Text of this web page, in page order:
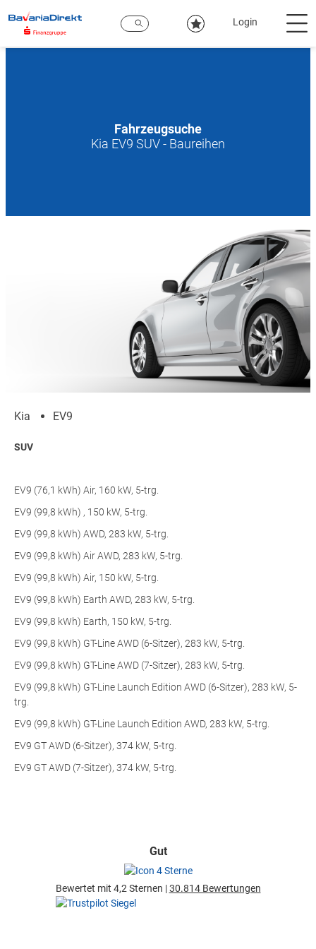
Hauptinhalt
Login
Fahrzeugsuche
Kia EV9 SUV - Baureihen
Kia EV9
SUV
EV9 (76,1 kWh) Air, 160 kW, 5-trg.
EV9 (99,8 kWh) , 150 kW, 5-trg.
EV9 (99,8 kWh) AWD, 283 kW, 5-trg.
EV9 (99,8 kWh) Air AWD, 283 kW, 5-trg.
EV9 (99,8 kWh) Air, 150 kW, 5-trg.
EV9 (99,8 kWh) Earth AWD, 283 kW, 5-trg.
EV9 (99,8 kWh) Earth, 150 kW, 5-trg.
EV9 (99,8 kWh) GT-Line AWD (6-Sitzer), 283 kW, 5-trg.
EV9 (99,8 kWh) GT-Line AWD (7-Sitzer), 283 kW, 5-trg.
EV9 (99,8 kWh) GT-Line Launch Edition AWD (6-Sitzer), 283 kW, 5-
trg.
EV9 (99,8 kWh) GT-Line Launch Edition AWD, 283 kW, 5-trg.
EV9 GT AWD (6-Sitzer), 374 kW, 5-trg.
EV9 GT AWD (7-Sitzer), 374 kW, 5-trg.
Gut
Bewertet mit 4,2 Sternen |30.814 Bewertungen